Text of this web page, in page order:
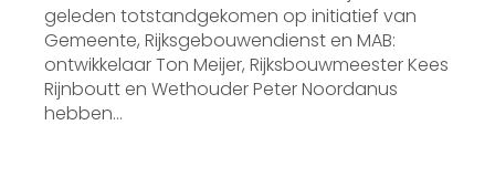
geleden totstandgekomen op initiatief van
Gemeente, Rijksgebouwendienst en MAB:
ontwikkelaar Ton Meijer, Rijksbouwmeester Kees
Rijnboutt en Wethouder Peter Noordanus
hebben…